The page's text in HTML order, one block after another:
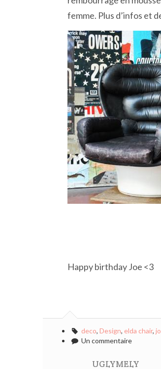
femme. Plus d’infos et
Happy birthday Joe <3
deco, Design, elda chair,
Un commentaire
UGLYMELY